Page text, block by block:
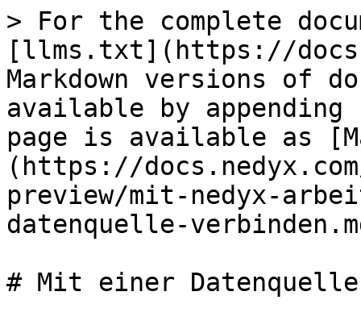
> For the complete
[llms.txt](https://
Markdown versions of
available by
page is available as
(https://
preview/mit-nedyx-
datenquelle-
# Mit einer